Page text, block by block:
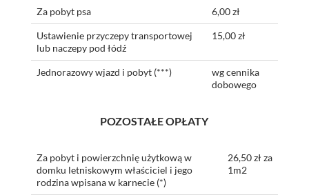
Za pobyt psa 6,00 zł
Ustawienie przyczepy transportowej
lub naczepy pod łódź
15,00 zł
Jednorazowy wjazd i pobyt (***)
wg cennika
dobowego
POZOSTAŁE OPŁATY
Za pobyt i powierzchnię użytkową w
domku letniskowym właściciel i jego
rodzina wpisana w karnecie (*)
26,50 zł za
1m2